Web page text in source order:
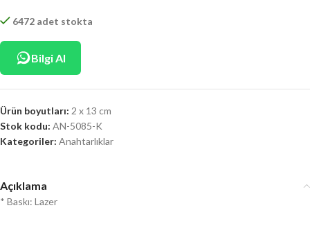
6472 adet stokta
Bilgi Al
Ürün boyutları: 2 x 13 cm
Stok kodu: AN-5085-K
Kategoriler: Anahtarlıklar
Açıklama
* Baskı: Lazer